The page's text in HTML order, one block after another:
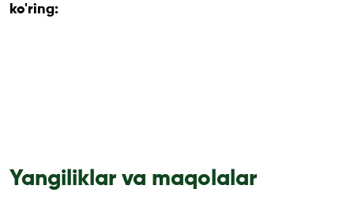
ko'ring:
Yangiliklar va maqolalar